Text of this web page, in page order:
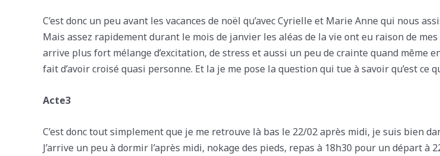
C’est donc un peu avant les vacances de noël qu’avec Cyrielle et Marie Anne qui nous
Mais assez rapidement durant le mois de janvier les aléas de la vie ont eu raison de
arrive plus fort mélange d’excitation, de stress et aussi un peu de crainte quand même
fait d’avoir croisé quasi personne. Et la je me pose la question qui tue à savoir qu’est ce
Acte3
C’est donc tout simplement que je me retrouve là bas le 22/02 après midi, je suis bien
J’arrive un peu à dormir l’après midi, nokage des pieds, repas à 18h30 pour un départ à